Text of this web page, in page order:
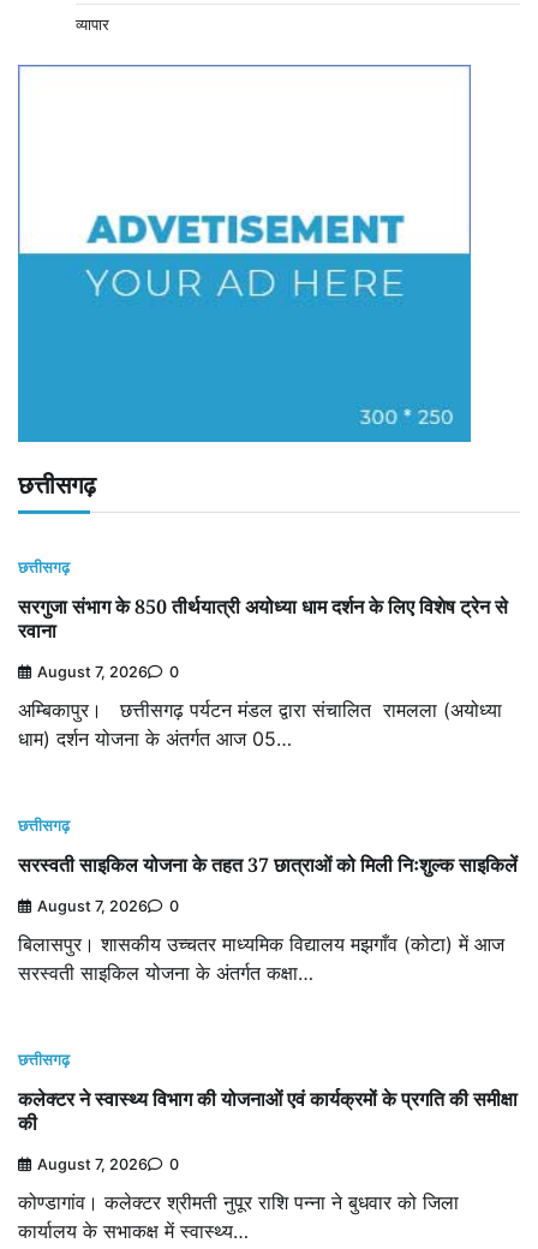
व्यापार
छत्तीसगढ़
छत्तीसगढ़
सरगुजा संभाग के 850 तीर्थयात्री अयोध्या धाम दर्शन के लिए विशेष ट्रेन से
रवाना
August 7, 2026 0
अम्बिकापुर। छत्तीसगढ़ पर्यटन मंडल द्वारा संचालित रामलला (अयोध्या
धाम) दर्शन योजना के अंतर्गत आज 05…
छत्तीसगढ़
सरस्वती साइकिल योजना के तहत 37 छात्राओं को मिली निःशुल्क साइकिलें
August 7, 2026 0
बिलासपुर। शासकीय उच्चतर माध्यमिक विद्यालय मझगाँव (कोटा) में आज
सरस्वती साइकिल योजना के अंतर्गत कक्षा…
छत्तीसगढ़
कलेक्टर ने स्वास्थ्य विभाग की योजनाओं एवं कार्यक्रमों के प्रगति की समीक्षा
की
August 7, 2026 0
कोण्डागांव। कलेक्टर श्रीमती नुपूर राशि पन्ना ने बुधवार को जिला
कार्यालय के सभाकक्ष में स्वास्थ्य…